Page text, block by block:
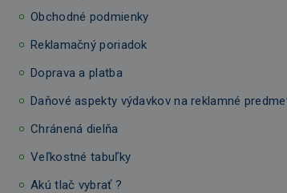
Obchodné podmienky
Reklamačný poriadok
Doprava a platba
Daňové aspekty výdavkov na reklamné
Chránená dielňa
Veľkostné tabuľky
Akú tlač vybrať ?